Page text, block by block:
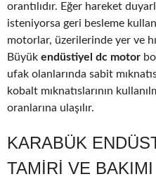
orantılıdır. Eğer hareket
isteniyorsa geri besleme
motorlar, üzerilerinde yer ve
Büyük endüstiyel dc motor
ufak olanlarında sabit
kobalt mıknatıslarının
oranlarına ulaşılır.
KARABÜK
TAMIRI VE BAKIMI